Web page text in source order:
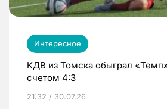
Интересное
КДВ из Томска обыграл
счетом 4:3
21:32 / 30.07.26